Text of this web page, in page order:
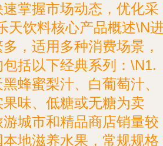
掌握市场动态，优化采
天饮料核心产品概述\N
，适用多种消费场景，
括以下经典系列：\N1.
黑蜂蜜梨汁、白葡萄汁、
味、低糖或无糖为卖
城市和精品商店销量较
地滋养水果，常规规格